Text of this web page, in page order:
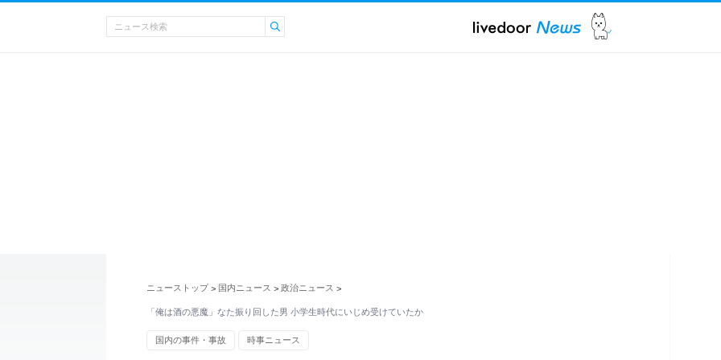
ニューストップ > 国内ニュース > 政治ニュース >
「俺は酒の悪魔」なた振り回した男 小学生時代にいじめ受けていたか
国内の事件・事故 時事ニュース